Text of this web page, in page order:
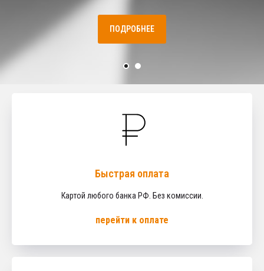
ПОДКЛЮЧИТЬ
ПОДРОБНЕЕ
Быстрая оплата
Картой любого банка РФ. Без комиссии.
перейти к оплате